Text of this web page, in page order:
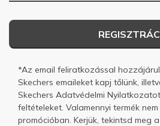
*Az email feliratkozással
Skechers emaileket kapj tőlünk,
Skechers Adatvédelmi Nyilatkozatot
feltételeket. Valamennyi termék
promócióban. Kerjük, tekintsd meg a